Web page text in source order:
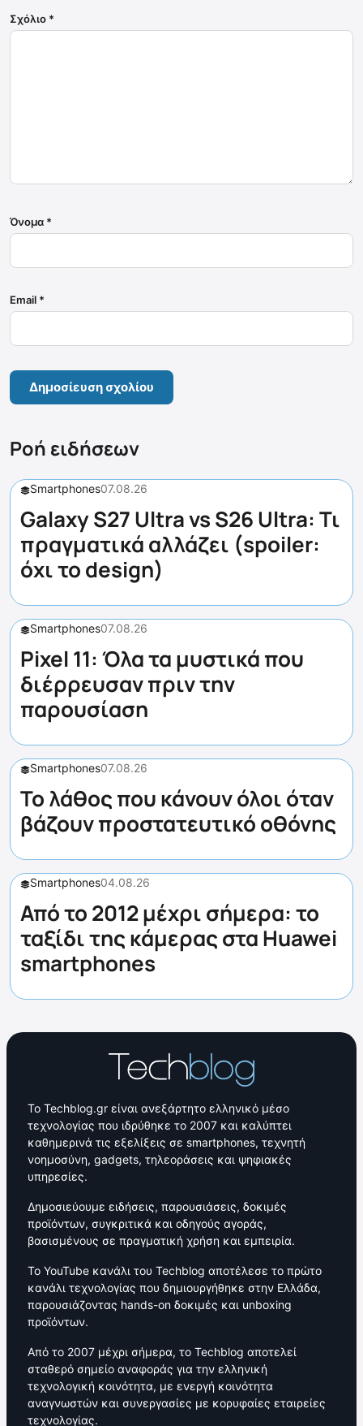
Σχόλιο *
Όνομα *
Email *
Ροή ειδήσεων
Smartphones07.08.26
Galaxy S27 Ultra vs S26 Ultra: Τι
πραγματικά αλλάζει (spoiler:
όχι το design)
Smartphones07.08.26
Pixel 11: Όλα τα μυστικά που
διέρρευσαν πριν την
παρουσίαση
Smartphones07.08.26
Το λάθος που κάνουν όλοι όταν
βάζουν προστατευτικό οθόνης
Smartphones04.08.26
Από το 2012 μέχρι σήμερα: το
ταξίδι της κάμερας στα Huawei
smartphones
Το Techblog.gr είναι ανεξάρτητο ελληνικό μέσο
τεχνολογίας που ιδρύθηκε το 2007 και καλύπτει
καθημερινά τις εξελίξεις σε smartphones, τεχνητή
νοημοσύνη, gadgets, τηλεοράσεις και ψηφιακές
υπηρεσίες.
Δημοσιεύουμε ειδήσεις, παρουσιάσεις, δοκιμές
προϊόντων, συγκριτικά και οδηγούς αγοράς,
βασισμένους σε πραγματική χρήση και εμπειρία.
Το YouTube κανάλι του Techblog αποτέλεσε το πρώτο
κανάλι τεχνολογίας που δημιουργήθηκε στην Ελλάδα,
παρουσιάζοντας hands-on δοκιμές και unboxing
προϊόντων.
Από το 2007 μέχρι σήμερα, το Techblog αποτελεί
σταθερό σημείο αναφοράς για την ελληνική
τεχνολογική κοινότητα, με ενεργή κοινότητα
αναγνωστών και συνεργασίες με κορυφαίες εταιρείες
τεχνολογίας.